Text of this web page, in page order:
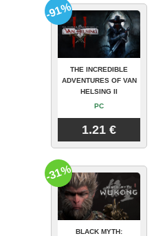
THE INCREDIBLE
ADVENTURES OF VAN
HELSING II
PC
1.21 €
-91%
BLACK MYTH:
-31%